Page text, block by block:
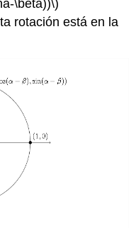
\beta))\)
rotación está en la